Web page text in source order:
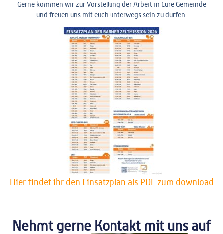
Gerne kommen wir zur Vorstellung der Arbeit in Eure Gemeinde
und freuen uns mit euch unterwegs sein zu dürfen.
Hier findet ihr den Einsatzplan als PDF zum download
Nehmt gerne Kontakt mit uns auf